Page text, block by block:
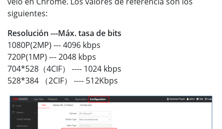
siguientes:
Resolución ---Máx. tasa de bits
1080P(2MP) --- 4096 kbps
720P(1MP) --- 2048 kbps
704*528（4CIF） ---- 1024 kbps
528*384 （2CIF） ---- 512Kbps